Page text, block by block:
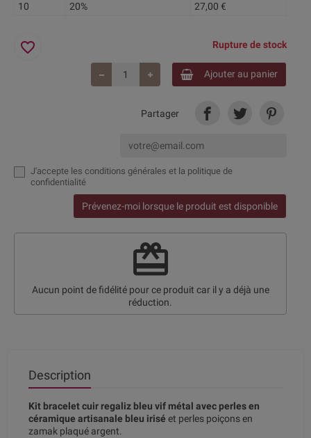
10
20% 27,00 €
Rupture de stock
Ajouter au panier
favorite_border
Partager
J'accepte les conditions générales et la politique de
confidentialité
Prévenez-moi lorsque le produit est disponible
redeem
Aucun point de fidélité pour ce produit car il y a déjà une
réduction.
Description
Kit bracelet cuir regaliz bleu vif métal avec perles en
céramique artisanale bleu irisé et perles poiçons en
zamak plaqué argent.